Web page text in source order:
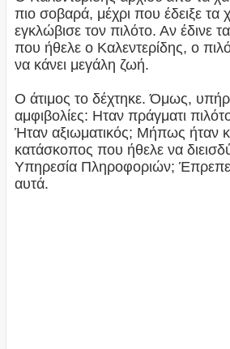
πιο σοβαρά, μέχρι που έδειξε τα
εγκλώβισε τον πιλότο. Αν έδινε
που ήθελε ο Καλεντερίδης, ο
να κάνει μεγάλη ζωή.
Ο άτιμος το δέχτηκε. Όμως,
αμφιβολίες: Ηταν πράγματι
Ήταν αξιωματικός; Μήπως ήταν
κατάσκοπος που ήθελε να
Υπηρεσία Πληροφοριών;
αυτά.